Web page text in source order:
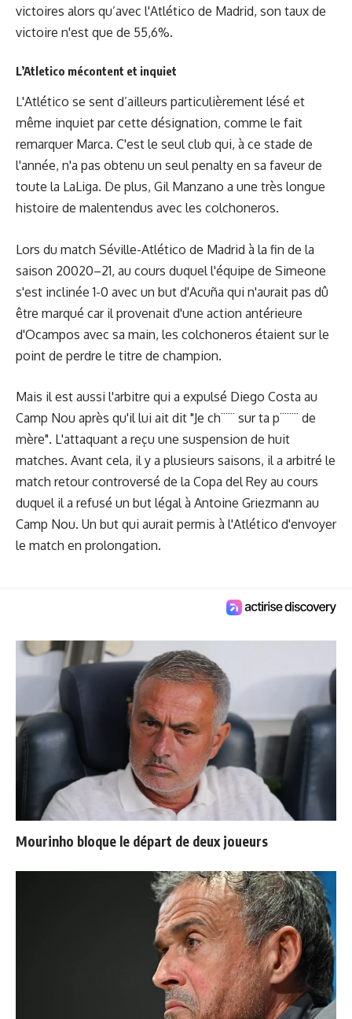
victoires alors qu’avec l'Atlético de Madrid, son taux de
victoire n'est que de 55,6%.
L’Atletico mécontent et inquiet
L'Atlético se sent d’ailleurs particulièrement lésé et
même inquiet par cette désignation, comme le fait
remarquer Marca. C'est le seul club qui, à ce stade de
l'année, n'a pas obtenu un seul penalty en sa faveur de
toute la LaLiga. De plus, Gil Manzano a une très longue
histoire de malentendus avec les colchoneros.
Lors du match Séville-Atlético de Madrid à la fin de la
saison 20020–21, au cours duquel l'équipe de Simeone
s'est inclinée 1-0 avec un but d'Acuña qui n'aurait pas dû
être marqué car il provenait d'une action antérieure
d'Ocampos avec sa main, les colchoneros étaient sur le
point de perdre le titre de champion.
Mais il est aussi l'arbitre qui a expulsé Diego Costa au
Camp Nou après qu'il lui ait dit "Je ch¨¨¨ sur ta p¨¨¨¨ de
mère". L'attaquant a reçu une suspension de huit
matches. Avant cela, il y a plusieurs saisons, il a arbitré le
match retour controversé de la Copa del Rey au cours
duquel il a refusé un but légal à Antoine Griezmann au
Camp Nou. Un but qui aurait permis à l'Atlético d'envoyer
le match en prolongation.
Mourinho bloque le départ de deux joueurs